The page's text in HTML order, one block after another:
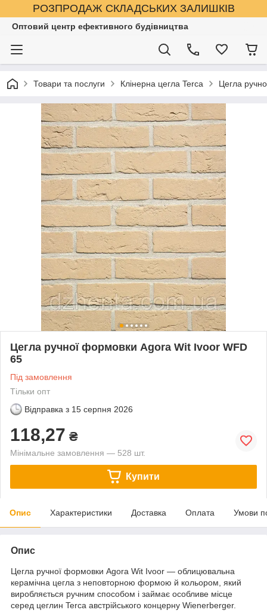
РОЗПРОДАЖ СКЛАДСЬКИХ ЗАЛИШКІВ
Оптовий центр ефективного будівництва
Товари та послуги Клінерна цегла Terca Цегла
Цегла ручної формовки Agora Wit Ivoor WFD
65
Під замовлення
Тільки опт
Відправка з 15 серпня 2026
118,27 ₴
Мінімальне замовлення — 528 шт.
Купити
Опис Характеристики Доставка Оплата Умови
Опис
Цегла ручної формовки Agora Wit Ivoor — облицювальна
керамічна цегла з неповторною формою й кольором, який
виробляється ручним способом і займає особливе місце
серед цеглин Terca австрійського концерну Wienerberger.